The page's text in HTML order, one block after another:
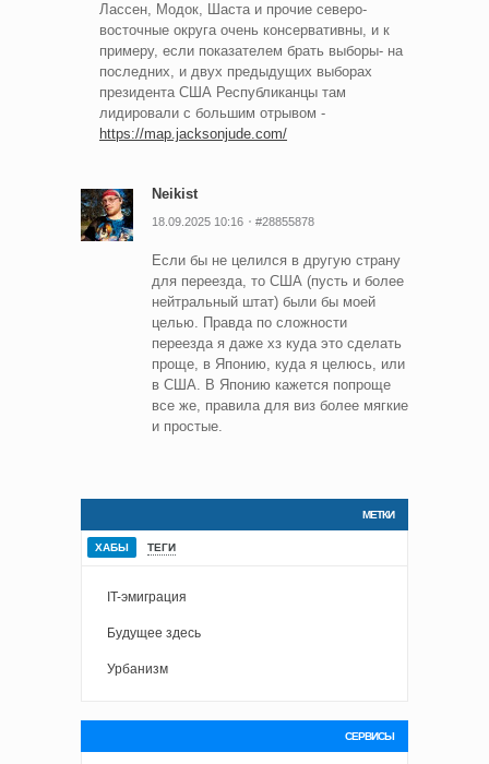
Лассен, Модок, Шаста и прочие северо-
восточные округа очень консервативны, и к
примеру, если показателем брать выборы- на
последних, и двух предыдущих выборах
президента США Республиканцы там
лидировали с большим отрывом -
https://map.jacksonjude.com/
Neikist
18.09.2025 10:16 #28855878
Если бы не целился в другую страну
для переезда, то США (пусть и более
нейтральный штат) были бы моей
целью. Правда по сложности
переезда я даже хз куда это сделать
проще, в Японию, куда я целюсь, или
в США. В Японию кажется попроще
все же, правила для виз более мягкие
и простые.
МЕТКИ
ХАБЫ ТЕГИ
IT-эмиграция
Будущее здесь
Урбанизм
СЕРВИСЫ